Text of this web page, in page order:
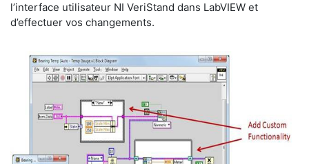
l’interface utilisateur NI VeriStand dans LabVIEW et
d’effectuer vos changements.